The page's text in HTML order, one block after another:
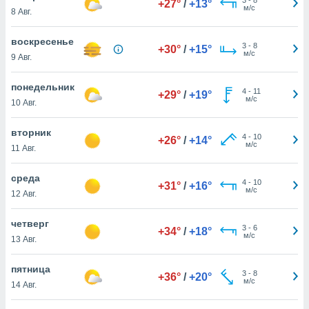
действия
рекламу
нашей
cookie
cookie
в
нашего
8 Авг.
+27° / +13°
м/с
воскресенье
9 Авг.
+30° / +15° 3- 8
м/с
понедельник
10 Авг.
+29° / +19° 4- 11
м/с
вторник
11 Авг.
+26° / +14° 4- 10
м/с
среда
12 Авг.
+31° / +16° 4- 10
м/с
четверг
13 Авг.
+34° / +18° 3- 6
м/с
пятница
14 Авг.
+36° / +20° 3- 8
м/с